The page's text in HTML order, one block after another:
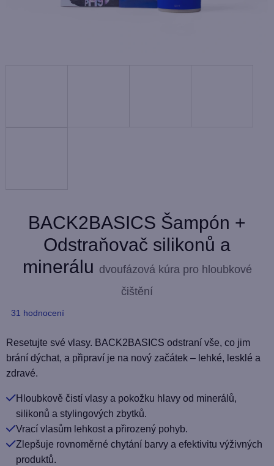
BACK2BASICS Šampón +
Odstraňovač silikonů a
minerálu dvoufázová kúra pro hloubkové
čištění
Průměrné
produktu
je
4,9
5
hvězdiček.
31 hodnocení
Resetujte své vlasy. BACK2BASICS odstraní vše, co jim
brání dýchat, a připraví je na nový začátek – lehké, lesklé a
zdravé.
Hloubkově čistí vlasy a pokožku hlavy od minerálů,
silikonů a stylingových zbytků.
Vrací vlasům lehkost a přirozený pohyb.
Zlepšuje rovnoměrné chytání barvy a efektivitu výživných
produktů.